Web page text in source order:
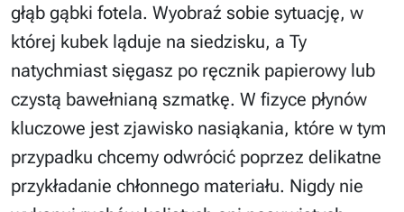
głąb gąbki fotela. Wyobraź sobie sytuację, w
której kubek ląduje na siedzisku, a Ty
natychmiast sięgasz po ręcznik papierowy lub
czystą bawełnianą szmatkę. W fizyce płynów
kluczowe jest zjawisko nasiąkania, które w tym
przypadku chcemy odwrócić poprzez delikatne
przykładanie chłonnego materiału. Nigdy nie